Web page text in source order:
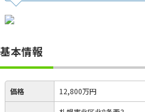
基本情報
価格 12,800万円